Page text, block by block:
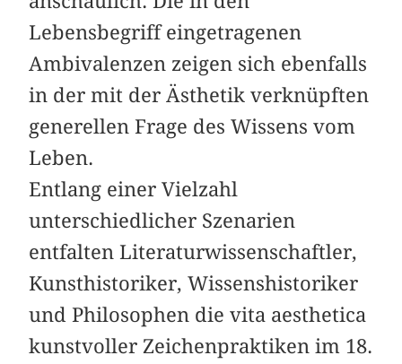
Lebensbegriff eingetragenen
Ambivalenzen zeigen sich ebenfalls
in der mit der Ästhetik verknüpften
generellen Frage des Wissens vom
Leben.
Entlang einer Vielzahl
unterschiedlicher Szenarien
entfalten Literaturwissenschaftler,
Kunsthistoriker, Wissenshistoriker
und Philosophen die vita aesthetica
kunstvoller Zeichenpraktiken im 18.